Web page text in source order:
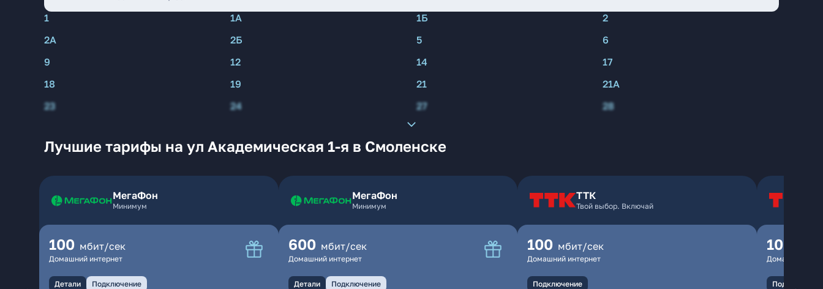
1 1А 1Б
2
2А
2Б 5
6
9
12 14
17
18
19 21
21А
23
24 27 28
Лучшие тарифы на ул Академическая 1-я в Смоленске
МегаФон
Минимум
100 мбит/сек
Домашний интернет
Детали Подключение
МегаФон
Минимум
600 мбит/сек
Домашний интернет
Детали Подключение
ТТК
Твой выбор. Включай
100 мбит/сек
Домашний интернет
Подключение
100
Домашний
Подключение